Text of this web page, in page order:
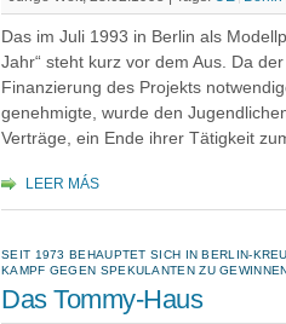
Das im Juli 1993 in Berlin als
Jahr“ steht kurz vor dem Aus. Da
Finanzierung des Projekts
genehmigte, wurde den
Verträge, ein Ende ihrer Tätigkeit
LEER MÁS
SEIT 1973 BEHAUPTET SICH IN BERLIN-
KAMPF GEGEN SPEKULANTEN ZU
Das Tommy-Haus